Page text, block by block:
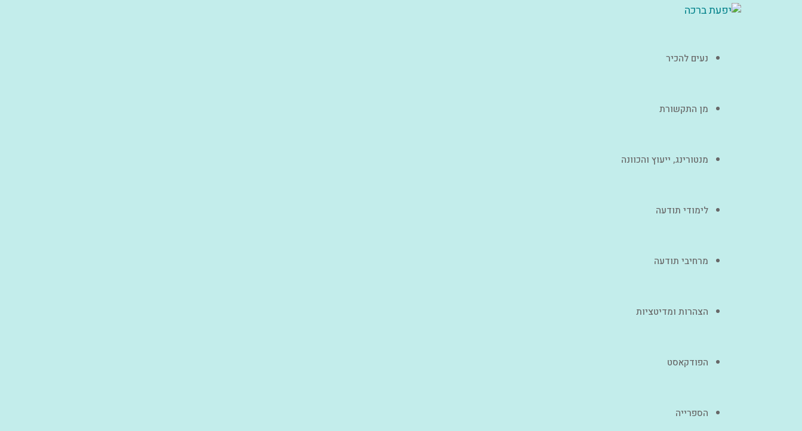
נעים להכיר
מן התקשורת
מנטורינג, ייעוץ והכוונה
לימודי תודעה
מרחיבי תודעה
הצהרות ומדיטציות
הפודקאסט
הספרייה